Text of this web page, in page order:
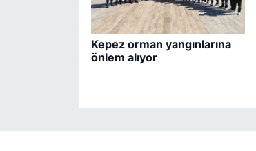
Kepez orman yangınlarına
önlem alıyor